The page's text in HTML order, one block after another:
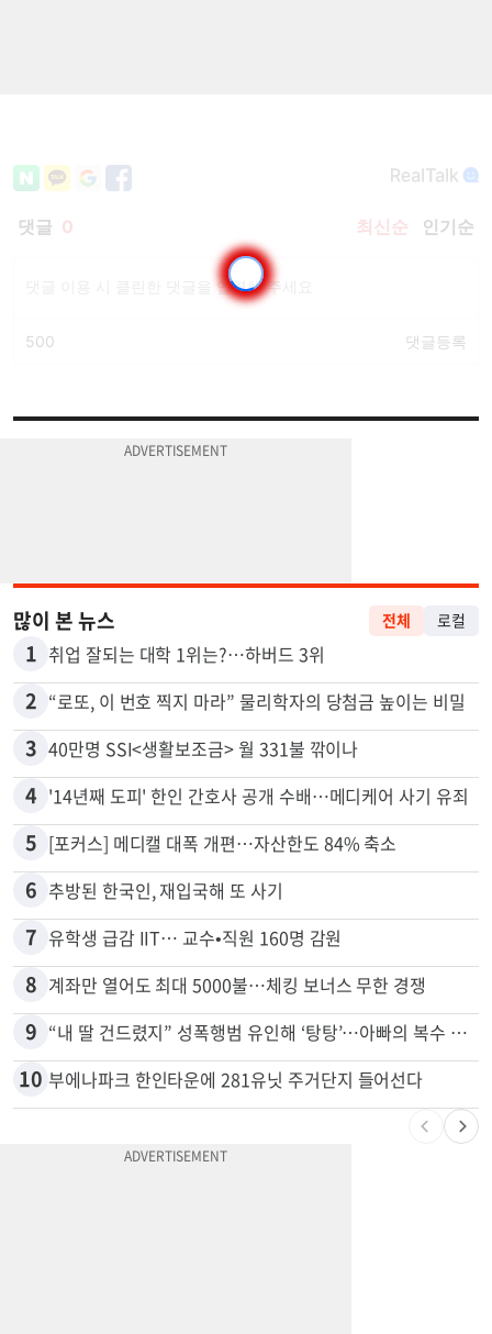
많이 본 뉴스 전체 로컬
1 취업 잘되는 대학 1위는?…하버드 3위
2 “로또, 이 번호 찍지 마라” 물리학자의 당첨금 높이는 비밀
3 40만명 SSI<생활보조금> 월 331불 깎이나
4 '14년째 도피' 한인 간호사 공개 수배…메디케어 사기 유죄
5 [포커스] 메디캘 대폭 개편…자산한도 84% 축소
6 추방된 한국인, 재입국해 또 사기
7 유학생 급감 IIT… 교수•직원 160명 감원
8 계좌만 열어도 최대 5000불…체킹 보너스 무한 경쟁
9 “내 딸 건드렸지” 성폭행범 유인해 ‘탕탕’…아빠의 복수 결말
10 부에나파크 한인타운에 281유닛 주거단지 들어선다